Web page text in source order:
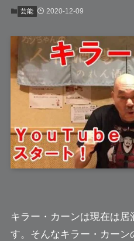
芸能 2020-12-09
キラー・カーンは現在は居
す。そんなキラー・カー